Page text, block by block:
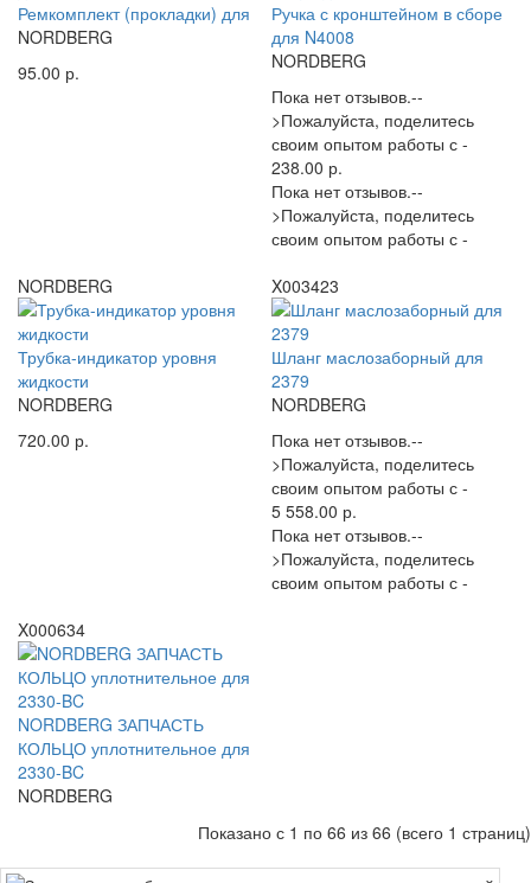
Ремкомплект (прокладки) для
NORDBERG
95.00 р.
Ручка с кронштейном в сборе
для N4008
NORDBERG
Пока нет отзывов.--
>Пожалуйста, поделитесь
своим опытом работы с -
238.00 р.
Пока нет отзывов.--
>Пожалуйста, поделитесь
своим опытом работы с -
NORDBERG
Трубка-индикатор уровня
жидкости
NORDBERG
720.00 р.
X003423
Шланг маслозаборный для
2379
NORDBERG
Пока нет отзывов.--
>Пожалуйста, поделитесь
своим опытом работы с -
5 558.00 р.
Пока нет отзывов.--
>Пожалуйста, поделитесь
своим опытом работы с -
X000634
NORDBERG ЗАПЧАСТЬ
КОЛЬЦО уплотнительное для
2330-BC
NORDBERG
Показано с 1 по 66 из 66 (всего 1 страниц)